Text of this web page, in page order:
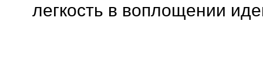
легкость в воплощении